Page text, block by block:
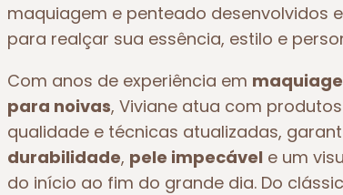
maquiagem e penteado desenvolvidos
para realçar sua essência, estilo e
Com anos de experiência em
para noivas, Viviane atua com
qualidade e técnicas atualizadas,
durabilidade, pele impecável e um
do início ao fim do grande dia. Do